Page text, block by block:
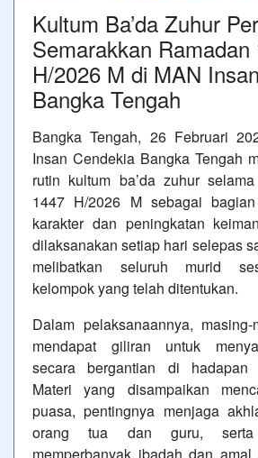
Kultum Ba’da Zuhur
Semarakkan Ramadan
H/2026 M di MAN
Bangka Tengah
Bangka Tengah, 26 Februari
Insan Cendekia Bangka Tengah
rutin kultum ba’da zuhur
1447 H/2026 M sebagai
karakter dan peningkatan
dilaksanakan setiap hari selepas
melibatkan seluruh murid
kelompok yang telah ditentukan.
Dalam pelaksanaannya,
mendapat giliran untuk
secara bergantian di hadapan
Materi yang disampaikan
puasa, pentingnya menjaga
orang tua dan guru,
memperbanyak ibadah dan